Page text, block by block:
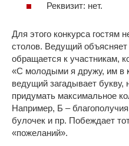
Реквизит: нет.
Для этого конкурса гостям
столов. Ведущий
обращается к участникам,
«С молодыми я дружу, им в
ведущий загадывает букву,
придумать максимальное
Например, Б ‒
булочек и пр. Побеждает
«пожеланий».